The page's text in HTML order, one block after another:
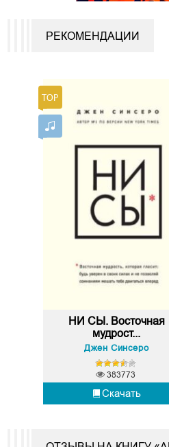
РЕКОМЕНДАЦИИ
НИ СЫ. Восточная
мудрост...
Джен Синсеро
Скачать
383773